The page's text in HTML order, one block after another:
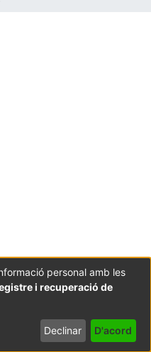
personal amb les
i recuperació de
Declinar D'acord